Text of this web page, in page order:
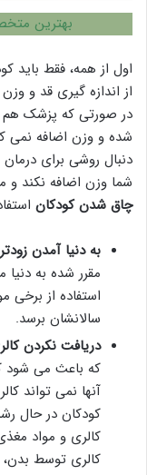
بهترین
اول از همه، فقط
از اندازه گیری قد و
در صورتی که پزشک
شده و وزن اضافه نمی
دنبال روشی برای
شما وزن اضافه نکند و
چاق شدن کودکان
به دنیا آمدن
مقرر شده به دنیا
استفاده از برخی
سالانشان برسد.
دریافت نکردن
که باعث می شود
آنها نمی تواند
کودکان در حال
کالری و مواد
کالری توسط